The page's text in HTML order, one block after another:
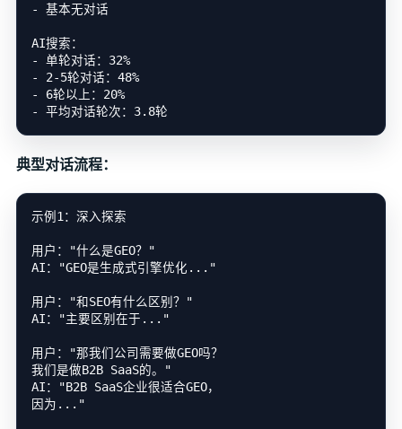
- 基本无对话
AI搜索：
- 单轮对话：32%
- 2-5轮对话：48%
- 6轮以上：20%
典型对话流程：
示例1：深入探索
用户："什么是GEO？"
AI："GEO是生成式引擎优化..."
用户："和SEO有什么区别？"
AI："主要区别在于..."
用户："那我们公司需要做GEO吗？
我们是做B2B SaaS的。"
AI："B2B SaaS企业很适合GEO，
因为..."